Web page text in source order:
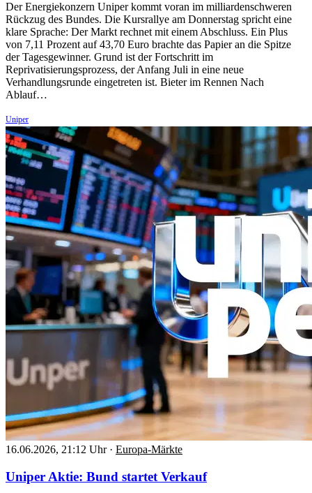
Der Energiekonzern Uniper kommt voran im milliardenschweren
Rückzug des Bundes. Die Kursrallye am Donnerstag spricht eine
klare Sprache: Der Markt rechnet mit einem Abschluss. Ein Plus
von 7,11 Prozent auf 43,70 Euro brachte das Papier an die Spitze
der Tagesgewinner. Grund ist der Fortschritt im
Reprivatisierungsprozess, der Anfang Juli in eine neue
Verhandlungsrunde eingetreten ist. Bieter im Rennen Nach
Ablauf…
Uniper
16.06.2026, 21:12 Uhr · Europa-Märkte
Uniper Aktie: Bund startet Verkauf